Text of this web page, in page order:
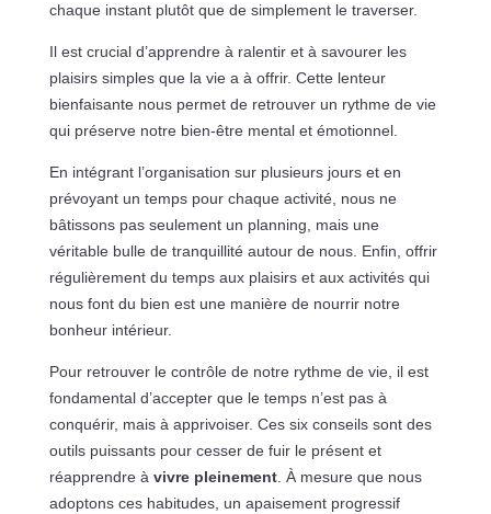
chaque instant plutôt que de simplement le traverser.
Il est crucial d’apprendre à ralentir et à savourer les
plaisirs simples que la vie a à offrir. Cette lenteur
bienfaisante nous permet de retrouver un rythme de vie
qui préserve notre bien-être mental et émotionnel.
En intégrant l’organisation sur plusieurs jours et en
prévoyant un temps pour chaque activité, nous ne
bâtissons pas seulement un planning, mais une
véritable bulle de tranquillité autour de nous. Enfin, offrir
régulièrement du temps aux plaisirs et aux activités qui
nous font du bien est une manière de nourrir notre
bonheur intérieur.
Pour retrouver le contrôle de notre rythme de vie, il est
fondamental d’accepter que le temps n’est pas à
conquérir, mais à apprivoiser. Ces six conseils sont des
outils puissants pour cesser de fuir le présent et
réapprendre à vivre pleinement. À mesure que nous
adoptons ces habitudes, un apaisement progressif